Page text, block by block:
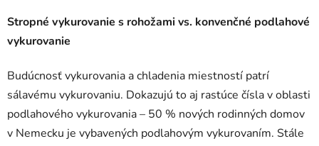
Stropné vykurovanie s rohožami vs. konvenčné podlahové
vykurovanie
Budúcnosť vykurovania a chladenia miestností patrí
sálavému vykurovaniu. Dokazujú to aj rastúce čísla v oblasti
podlahového vykurovania – 50 % nových rodinných domov
v Nemecku je vybavených podlahovým vykurovaním. Stále